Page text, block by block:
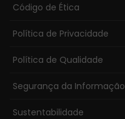
Código de Ética
Política de Privacidade
Política de Qualidade
Segurança da Informação
Sustentabilidade